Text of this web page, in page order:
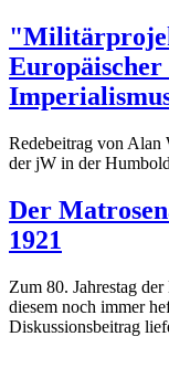
Redebeitrag von Alan
der jW in der
Der
1921
Zum 80. Jahrestag
diesem noch immer
Diskussionsbeitrag